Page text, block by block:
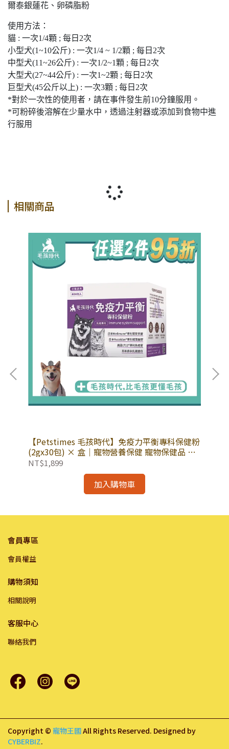
爾泰銀蓮花、卵磷脂粉
使用方法：
貓 : 一次1/4顆 ; 每日2次
小型犬(1~10公斤) : 一次1/4 ~ 1/2顆 ; 每日2次
中型犬(11~26公斤) : 一次1/2~1顆 ; 每日2次
大型犬(27~44公斤) : 一次1~2顆 ; 每日2次
巨型犬(45公斤以上) : 一次3顆 ; 每日2次
*對於一次性的使用者，請在事件發生前10分鐘服用。
*可粉碎後溶解在少量水中，透過注射器或添加到食物中進
行服用
相關商品
【Petstimes 毛孩時代】免疫力平衡專科保健粉
(2gx30包) × 盒｜寵物營養保健 寵物保健品 免
疫力保健
NT$1,899
加入購物車
會員專區
會員權益
購物須知
相關說明
客服中心
聯絡我們
Copyright © 寵物王國All Rights Reserved. Designed by
CYBERBIZ.